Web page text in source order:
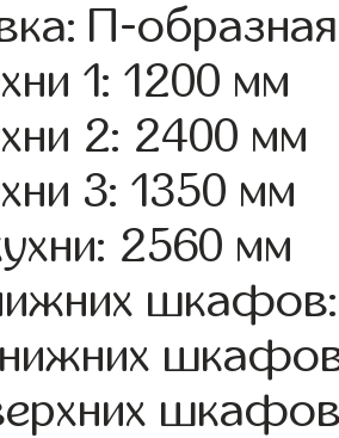
П-образная
1: 1200 мм
2: 2400 мм
3: 1350 мм
2560 мм